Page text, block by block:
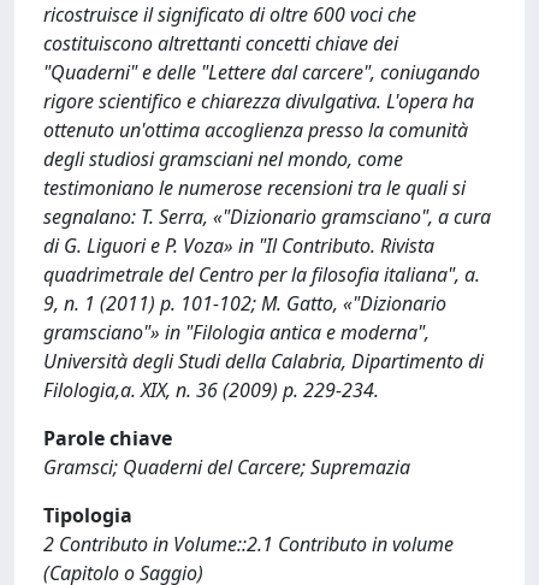
ricostruisce il significato di oltre 600 voci che
costituiscono altrettanti concetti chiave dei
"Quaderni" e delle "Lettere dal carcere", coniugando
rigore scientifico e chiarezza divulgativa. L'opera ha
ottenuto un'ottima accoglienza presso la comunità
degli studiosi gramsciani nel mondo, come
testimoniano le numerose recensioni tra le quali si
segnalano: T. Serra, «"Dizionario gramsciano", a cura
di G. Liguori e P. Voza» in "Il Contributo. Rivista
quadrimetrale del Centro per la filosofia italiana", a.
9, n. 1 (2011) p. 101-102; M. Gatto, «"Dizionario
gramsciano"» in "Filologia antica e moderna",
Università degli Studi della Calabria, Dipartimento di
Filologia,a. XIX, n. 36 (2009) p. 229-234.
Parole chiave
Gramsci; Quaderni del Carcere; Supremazia
Tipologia
2 Contributo in Volume::2.1 Contributo in volume
(Capitolo o Saggio)